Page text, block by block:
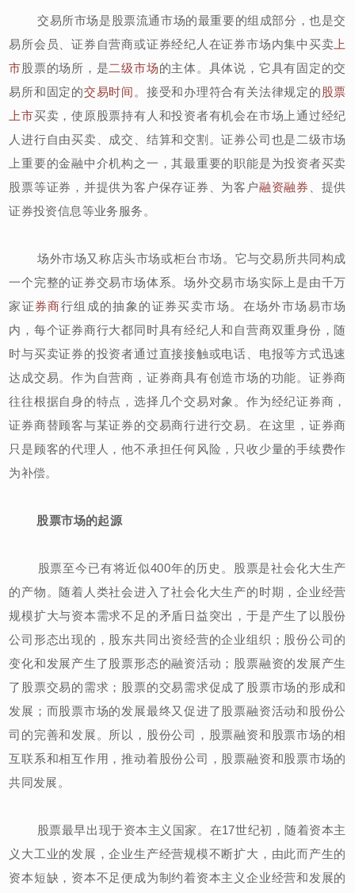
交易所市场是股票流通市场的最重要的组成部分，也是交
易所会员、证券自营商或证券经纪人在证券市场内集中买卖 上
市股票的场所，是二级市场的主体。具体说，它具有固定的交
易所和固定的交易时间 。接受和办理符合有关法律规定的 股票
上市买卖，使原股票持有人和投资者有机会在市场上通过经纪
人进行自由买卖、成交、结算和交割。证券公司也是二级市场
上重要的金融中介机构之一，其最重要的职能是为投资者买卖
股票等证券，并提供为客户保存证券、为客户融资融券
、提供
证券投资信息等业务服务。
场外市场又称店头市场或柜台市场。它与交易所共同构成
一个完整的证券交易市场体系。场外交易市场实际上是由千万
家证券商行组成的抽象的证券买卖市场。在场外市场易市场
内，每个证券商行大都同时具有经纪人和自营商双重身份，随
时与买卖证券的投资者通过直接接触或电话、电报等方式迅速
达成交易。作为自营商，证券商具有创造市场的功能。证券商
往往根据自身的特点，选择几个交易对象。作为经纪证券商，
证券商替顾客与某证券的交易商行进行交易。在这里，证券商
只是顾客的代理人，他不承担任何风险，只收少量的手续费作
为补偿。
股票市场的起源
股票至今已有将近似400年的历史。股票是社会化大生产
的产物。随着人类社会进入了社会化大生产的时期，企业经营
规模扩大与资本需求不足的矛盾日益突出，于是产生了以股份
公司形态出现的，股东共同出资经营的企业组织；股份公司的
变化和发展产生了股票形态的融资活动；股票融资的发展产生
了股票交易的需求；股票的交易需求促成了股票市场的形成和
发展；而股票市场的发展最终又促进了股票融资活动和股份公
司的完善和发展。所以，股份公司，股票融资和股票市场的相
互联系和相互作用，推动着股份公司，股票融资和股票市场的
共同发展。
股票最早出现于资本主义国家。在17世纪初，随着资本主
义大工业的发展，企业生产经营规模不断扩大，由此而产生的
资本短缺，资本不足便成为制约着资本主义企业经营和发展的